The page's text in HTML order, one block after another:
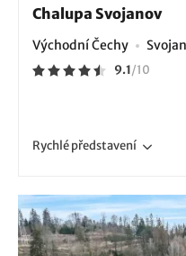
Chalupa Svojanov
Východní Čechy
9.1/10
Rychlépředstavení